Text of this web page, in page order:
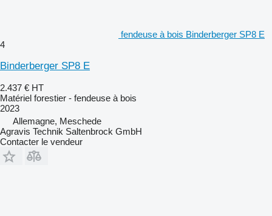
fendeuse à bois Binderberger SP8 E
4
Binderberger SP8 E
2.437 € HT
Matériel forestier - fendeuse à bois
2023
Allemagne, Meschede
Agravis Technik Saltenbrock GmbH
Contacter le vendeur